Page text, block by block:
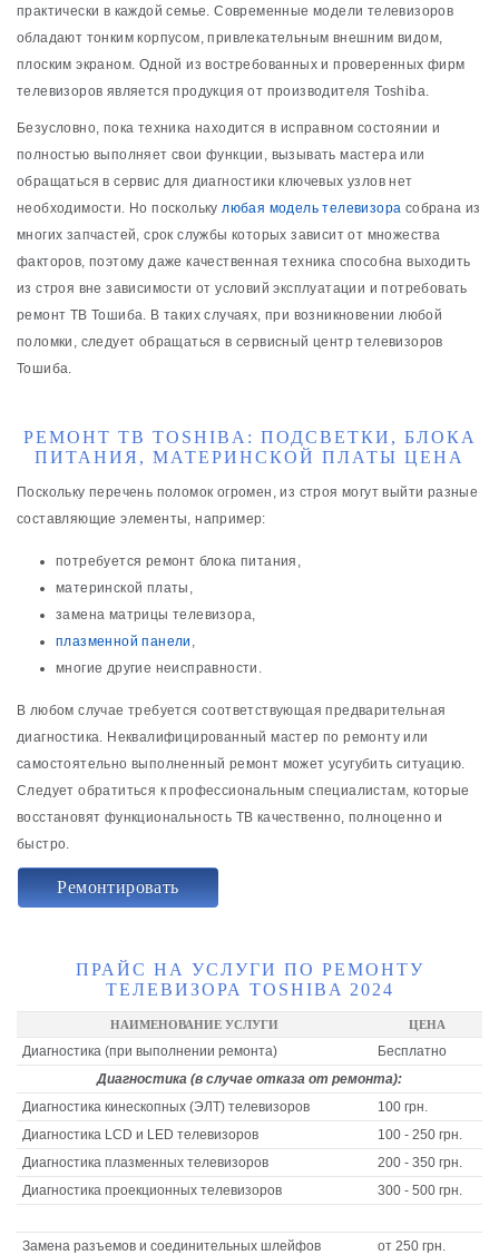
практически в каждой семье. Современные модели телевизоров
обладают тонким корпусом, привлекательным внешним видом,
плоским экраном. Одной из востребованных и проверенных фирм
телевизоров является продукция от производителя Toshiba.
Безусловно, пока техника находится в исправном состоянии и
полностью выполняет свои функции, вызывать мастера или
обращаться в сервис для диагностики ключевых узлов нет
необходимости. Но поскольку любая модель телевизора собрана из
многих запчастей, срок службы которых зависит от множества
факторов, поэтому даже качественная техника способна выходить
из строя вне зависимости от условий эксплуатации и потребовать
ремонт ТВ Тошиба. В таких случаях, при возникновении любой
поломки, следует обращаться в сервисный центр телевизоров
Тошиба.
РЕМОНТ ТВ TOSHIBA: ПОДСВЕТКИ, БЛОКА
ПИТАНИЯ, МАТЕРИНСКОЙ ПЛАТЫ ЦЕНА
Поскольку перечень поломок огромен, из строя могут выйти разные
составляющие элементы, например:
потребуется ремонт блока питания,
материнской платы,
замена матрицы телевизора,
плазменной панели
многие другие неисправности.
В любом случае требуется соответствующая предварительная
диагностика. Неквалифицированный мастер по ремонту или
самостоятельно выполненный ремонт может усугубить ситуацию.
Следует обратиться к профессиональным специалистам, которые
восстановят функциональность ТВ качественно, полноценно и
быстро.
Ремонтировать
ПРАЙС НА УСЛУГИ ПО РЕМОНТУ
ТЕЛЕВИЗОРА TOSHIBA 2024
НАИМЕНОВАНИЕ УСЛУГИ ЦЕНА
Диагностика (при выполнении ремонта)
Бесплатно
Диагностика (в случае отказа от ремонта):
Диагностика кинескопных (ЭЛТ) телевизоров
100 грн.
Диагностика LCD и LED телевизоров
100 - 250 грн.
Диагностика плазменных телевизоров
200 - 350 грн.
Диагностика проекционных телевизоров
300 - 500 грн.
Замена разъемов и соединительных шлейфов от 250 грн.